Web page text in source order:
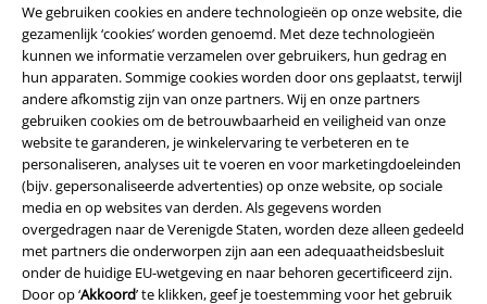
We gebruiken cookies en andere technologieën op onze website, die
gezamenlijk ‘cookies’ worden genoemd. Met deze technologieën
kunnen we informatie verzamelen over gebruikers, hun gedrag en
hun apparaten. Sommige cookies worden door ons geplaatst, terwijl
andere afkomstig zijn van onze partners. Wij en onze partners
gebruiken cookies om de betrouwbaarheid en veiligheid van onze
website te garanderen, je winkelervaring te verbeteren en te
personaliseren, analyses uit te voeren en voor marketingdoeleinden
(bijv. gepersonaliseerde advertenties) op onze website, op sociale
media en op websites van derden. Als gegevens worden
overgedragen naar de Verenigde Staten, worden deze alleen gedeeld
met partners die onderworpen zijn aan een adequaatheidsbesluit
onder de huidige EU-wetgeving en naar behoren gecertificeerd zijn.
Door op ‘Akkoord’ te klikken, geef je toestemming voor het gebruik
Legal
Algemene Voorwaarden